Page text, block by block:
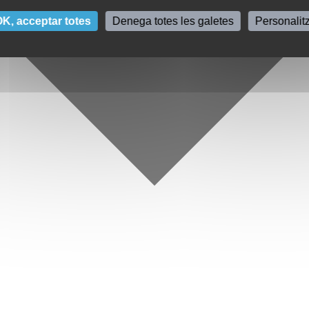
acceptar totes Denega totes les galetes